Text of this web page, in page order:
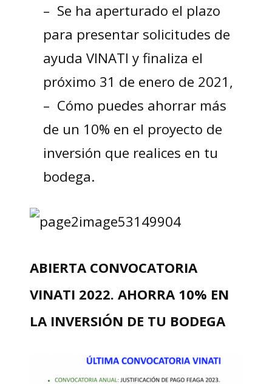
– Se ha aperturado el plazo
para presentar solicitudes de
ayuda VINATI y finaliza el
próximo 31 de enero de 2021,
– Cómo puedes ahorrar más
de un 10% en el proyecto de
inversión que realices en tu
bodega.
ABIERTA CONVOCATORIA
VINATI 2022. AHORRA 10% EN
LA INVERSIÓN DE TU BODEGA